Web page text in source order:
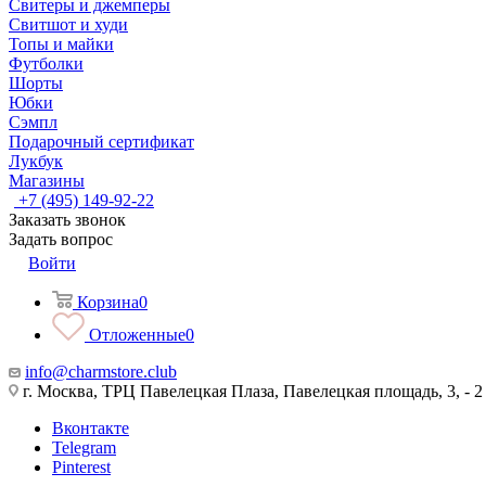
Свитеры и джемперы
Свитшот и худи
Топы и майки
Футболки
Шорты
Юбки
Сэмпл
Подарочный сертификат
Лукбук
Магазины
+7 (495) 149-92-22
Заказать звонок
Задать вопрос
Войти
Корзина0
Отложенные0
info@charmstore.club
г. Москва, ТРЦ Павелецкая Плаза, Павелецкая площадь, 3, - 2
Вконтакте
Telegram
Pinterest